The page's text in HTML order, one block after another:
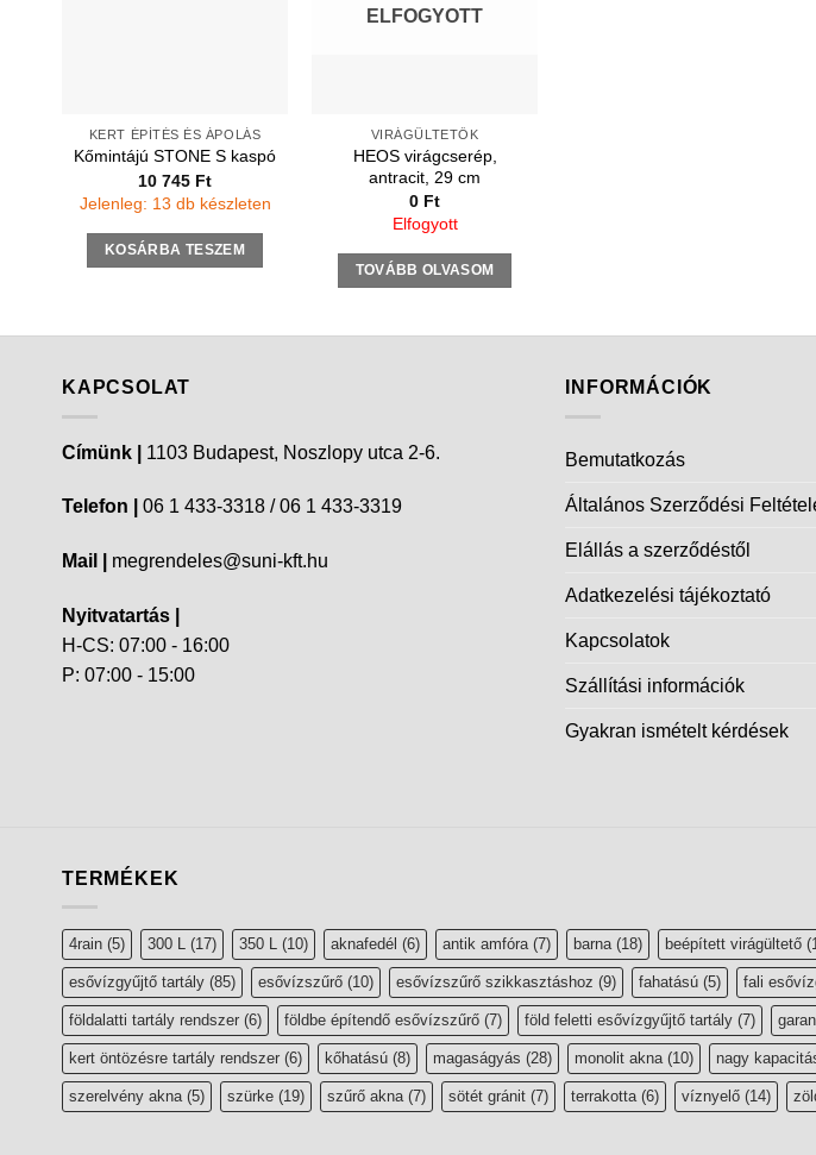
KERT ÉPÍTÉS ÉS ÁPOLÁS
Kőmintájú STONE S kaspó
10 745 Ft
Jelenleg: 13 db készleten
KOSÁRBA TESZEM
ELFOGYOTT
VIRÁGÜLTETŐK
HEOS virágcserép,
antracit, 29 cm
0 Ft
Elfogyott
TOVÁBB OLVASOM
KAPCSOLAT
Címünk | 1103 Budapest, Noszlopy utca 2-6.
Telefon | 06 1 433-3318 / 06 1 433-3319
Mail | megrendeles@suni-kft.hu
Nyitvatartás |
H-CS: 07:00 - 16:00
P: 07:00 - 15:00
INFORMÁCIÓK
Bemutatkozás
Általános Szerződési
Elállás a szerződéstől
Adatkezelési tájékoztató
Kapcsolatok
Szállítási információk
Gyakran ismételt kérdések
TERMÉKEK
4rain (5) 300 L (17) 350 L (10) aknafedél (6) antik amfóra(7) barna(18) beépített virágültető
esővízgyűjtő tartály (85) esővízszűrő (10) esővízszűrő szikkasztáshoz (9) fahatású (5) fali
földalatti tartály rendszer (6) földbe építendő esővízszűrő (7) föld feletti esővízgyűjtő tartály (7)
kert öntözésre tartály rendszer (6) kőhatású (8) magaságyás (28) monolit akna(10) nagy
szerelvény akna(5) szürke (19) szűrő akna(7) sötét gránit (7) terrakotta(6) víznyelő (14)